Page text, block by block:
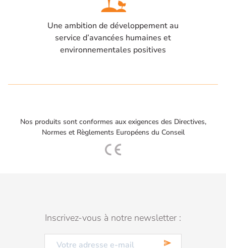
Une ambition de développement au
service d’avancées humaines et
environnementales positives
Nos produits sont conformes aux exigences des Directives,
Normes et Règlements Européens du Conseil
Inscrivez-vous à notre newsletter :
send